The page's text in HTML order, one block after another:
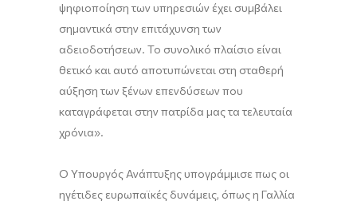
ψηφιοποίηση των υπηρεσιών έχει συμβάλει
σημαντικά στην επιτάχυνση των
αδειοδοτήσεων. Το συνολικό πλαίσιο είναι
θετικό και αυτό αποτυπώνεται στη σταθερή
αύξηση των ξένων επενδύσεων που
καταγράφεται στην πατρίδα μας τα τελευταία
χρόνια».
Ο Υπουργός Ανάπτυξης υπογράμμισε πως οι
ηγέτιδες ευρωπαϊκές δυνάμεις, όπως η Γαλλία